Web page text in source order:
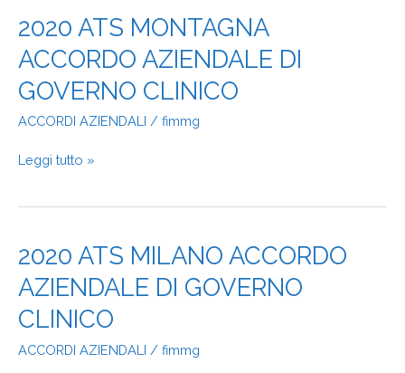
2020 ATS MONTAGNA
ACCORDO AZIENDALE DI
GOVERNO CLINICO
ACCORDI AZIENDALI / fimmg
2020
ATS
MONTAGNA
AZIENDALE
DI
CLINICO
Leggi tutto »
2020 ATS MILANO ACCORDO
AZIENDALE DI GOVERNO
CLINICO
ACCORDI AZIENDALI / fimmg
2020
ATS
MILANO
AZIENDALE
DI